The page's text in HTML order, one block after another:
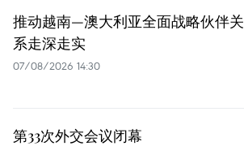
推动越南—澳大利亚全面战略伙伴关
系走深走实
07/08/2026 14:30
第33次外交会议闭幕